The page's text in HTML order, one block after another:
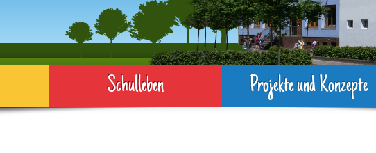
Schulleben Projekte und Konzepte